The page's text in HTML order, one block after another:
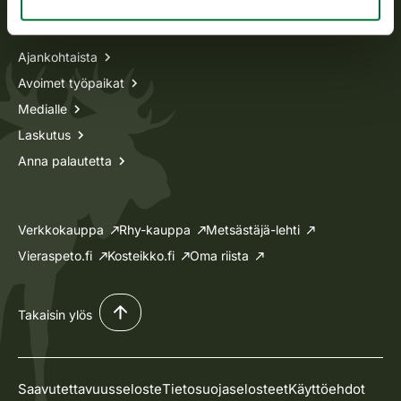
Tietoa meistä
Ajankohtaista
Avoimet työpaikat
Medialle
Laskutus
Anna palautetta
Verkkokauppa Rhy-kauppa
Metsästäjä-lehti
Vieraspeto.fi
Kosteikko.fi Oma riista
Takaisin ylös
SaavutettavuusselosteTietosuojaselosteetKäyttöehdot